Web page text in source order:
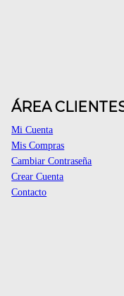
ÁREA
Mi Cuenta
Mis Compras
Cambiar Contraseña
Crear Cuenta
Contacto